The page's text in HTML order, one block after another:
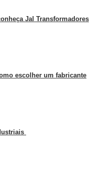
Jal Transformadores
escolher um fabricante